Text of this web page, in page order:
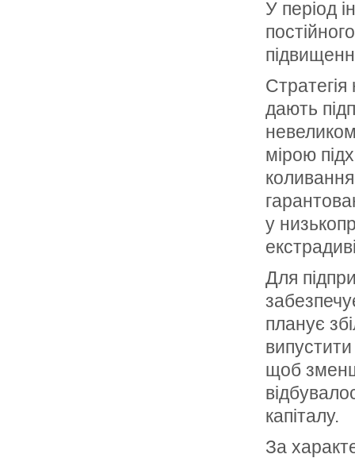
У період
дають
мірою
у
Для
планує
щоб
капіталу.
За